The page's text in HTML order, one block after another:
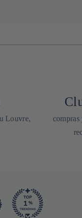
y un picante más
o para pescados a la
un sabor más
Louvre,
compras